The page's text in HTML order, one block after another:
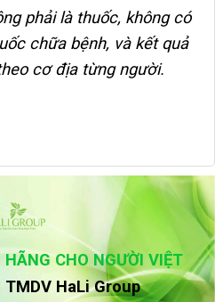
phải là thuốc, không có
chữa bệnh, và kết quả
cơ địa từng người.
CHO NGƯỜI VIỆT
HaLi Group